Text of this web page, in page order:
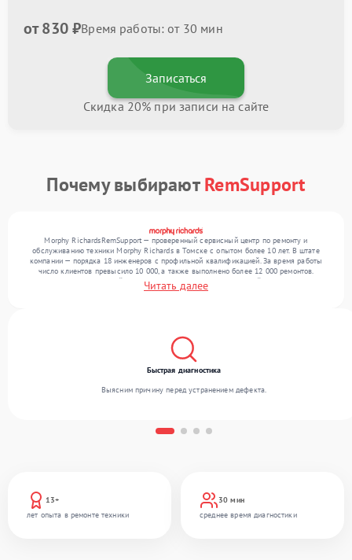
от 830 ₽Время работы: от 30 мин
Записаться
Скидка 20% при записи на сайте
Почему выбираютRemSupport
Morphy RichardsRemSupport — проверенный сервисный центр по ремонту и
обслуживанию техники Morphy Richards в Томске с опытом более 10 лет. В штате
компании — порядка 18 инженеров с профильной квалификацией. За время работы
число клиентов превысило 10 000, а также выполнено более 12 000 ремонтов.
Ежемесячно в сервисный центр поступает более 300 обращений, включая , , . Мы
работаем с широким спектром неисправностей и гарантируем высокое качество
Читать далее
13+
лет опыта в ремонте техники
30 мин
среднее время диагностики
Быстрая диагностика
Выясним причину перед устранением дефекта.